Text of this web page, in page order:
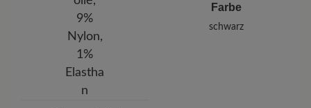
Farbe
schwarz